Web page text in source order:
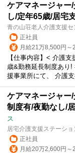
ケアマネージャー
し/定年65歳/居宅
青の山荘老人介護支援
正社員
月給21万8,500円～
【仕事内容】< 介護
歳&勤務延長制度あり
援事業所にて、 介護
ケアマネージャー
制度有/夜勤なし/
ス
居宅介護支援ステーシ
正社員
月給20万2,600円～